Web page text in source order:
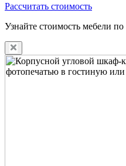
Рассчитать стоимость
Узнайте стоимость мебели